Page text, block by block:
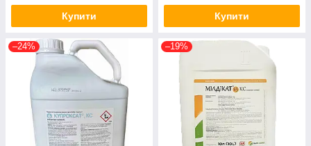
Купити Купити
–24% –19%